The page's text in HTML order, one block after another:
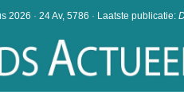
2026 · 24 Av, 5786 · Laatste publicatie: